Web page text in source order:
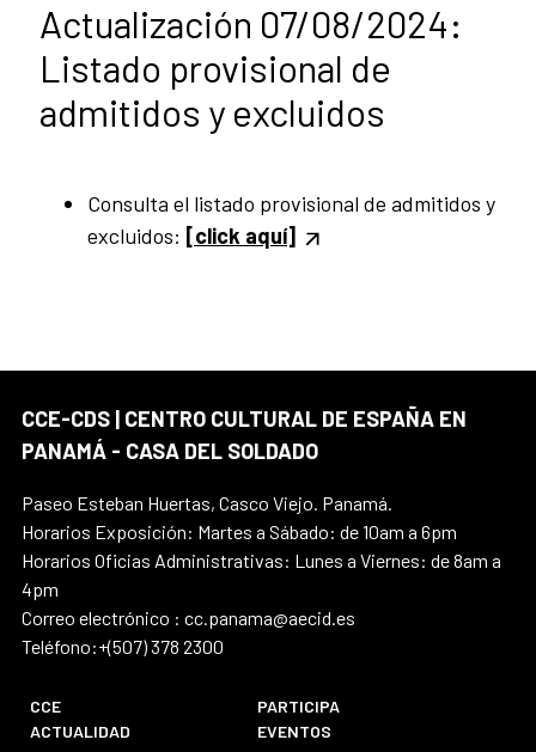
Actualización 07/08/2024:
Listado provisional de
admitidos y excluidos
Consulta el listado provisional de admitidos y
excluidos: [click aquí]
CCE-CDS | CENTRO CULTURAL DE ESPAÑA EN
PANAMÁ - CASA DEL SOLDADO
Paseo Esteban Huertas, Casco Viejo. Panamá.
Horarios Exposición: Martes a Sábado: de 10am a 6pm
Horarios Oficias Administrativas: Lunes a Viernes: de 8am a
4pm
Correo electrónico : cc.panama@aecid.es
Teléfono:+(507) 378 2300
CCE
PARTICIPA
ACTUALIDAD
EVENTOS